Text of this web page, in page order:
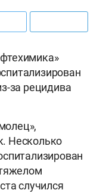
за рецидива
Несколько
случился